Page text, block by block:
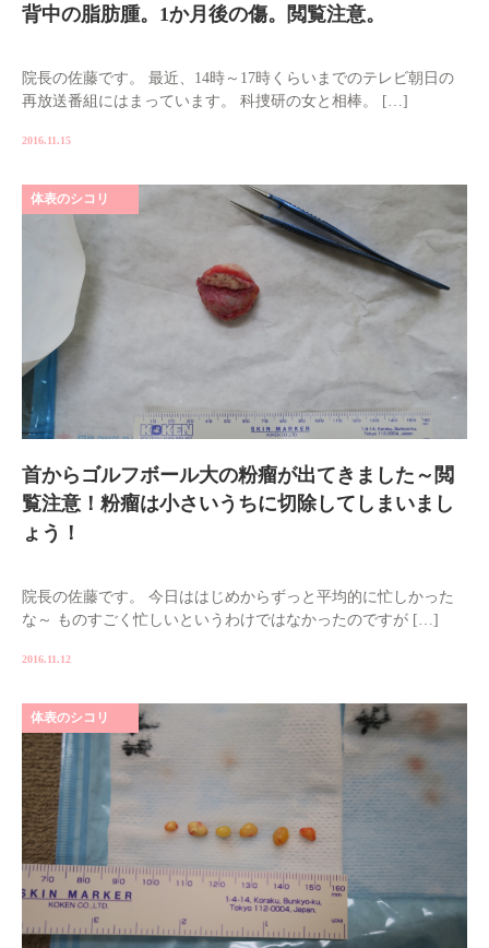
背中の脂肪腫。1か月後の傷。閲覧注意。
院長の佐藤です。 最近、14時～17時くらいまでのテレビ朝日の
再放送番組にはまっています。 科捜研の女と相棒。 […]
2016.11.15
体表のシコリ
首からゴルフボール大の粉瘤が出てきました～閲
覧注意！粉瘤は小さいうちに切除してしまいまし
ょう！
院長の佐藤です。 今日ははじめからずっと平均的に忙しかった
な～ ものすごく忙しいというわけではなかったのですが […]
2016.11.12
体表のシコリ